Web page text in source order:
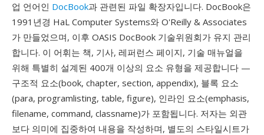
업 언어인 DocBook과 관련된 파일 확장자입니다. DocBook은
1991년경 HaL Computer Systems와 O'Reilly & Associates
가 만들었으며, 이후 OASIS DocBook 기술위원회가 유지 관리
합니다. 이 어휘는 책, 기사, 레퍼런스 페이지, 기술 매뉴얼을
위해 특별히 설계된 400개 이상의 요소 유형을 제공합니다 —
구조적 요소(book, chapter, section, appendix), 블록 요소
(para, programlisting, table, figure), 인라인 요소(emphasis,
filename, command, classname)가 포함됩니다. 저자는 외관
보다 의미에 집중하여 내용을 작성하며, 별도의 스타일시트가